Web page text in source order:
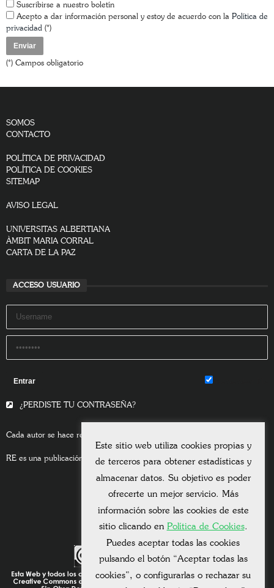
Suscribirse a nuestro boletín
Acepto a dar información personal y estoy de acuerdo con la Política de
privacidad (*)
(*) Campos obligatorio
SOMOS
CONTACTO
POLÍTICA DE PRIVACIDAD
POLÍTICA DE COOKIES
SITEMAP
AVISO LEGAL
UNIVERSITAS ALBERTIANA
ÀMBIT MARIA CORRAL
CARTA DE LA PAZ
ACCESO USUARIO
¿PERDISTE TU CONTRASEÑA?
Cada autor se hace responsable del contenido de sus escritos.
RE es una publicación asociada a la Universitas Albertiana.
Este sitio web utiliza cookies propias y
de terceros para obtener estadísticas y
almacenar datos. Su objetivo es poder
ofrecerte un mejor servicio. Más
información sobre las cookies de este
sitio clicando en Política de Cookies.
Puedes aceptar todas las cookies
pulsando el botón “Aceptar todas las
cookies”, o configurarlas o rechazar su